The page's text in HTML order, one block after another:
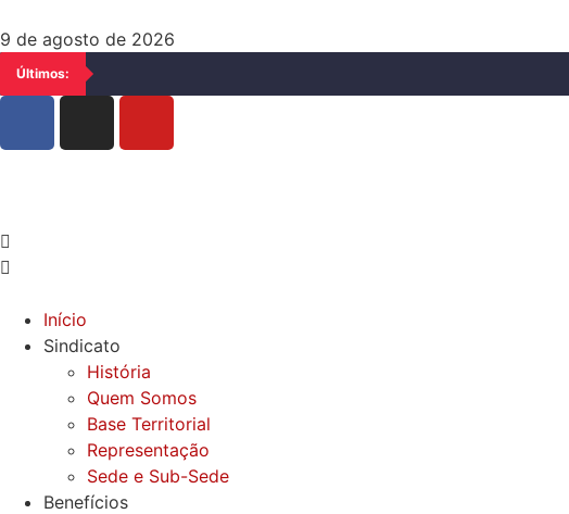
9 de agosto de 2026
Últimos:
Início
Sindicato
História
Quem Somos
Base Territorial
Representação
Sede e Sub-Sede
Benefícios